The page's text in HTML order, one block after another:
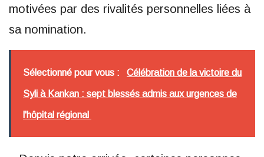
motivées par des rivalités personnelles liées à
sa nomination.
Sélectionné pour vous : Célébration de la victoire du
Syli à Kankan : sept blessés admis aux urgences de
l'hôpital régional